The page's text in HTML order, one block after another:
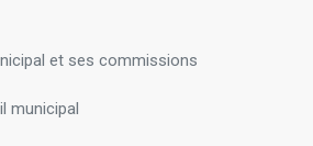
et ses commissions
municipal